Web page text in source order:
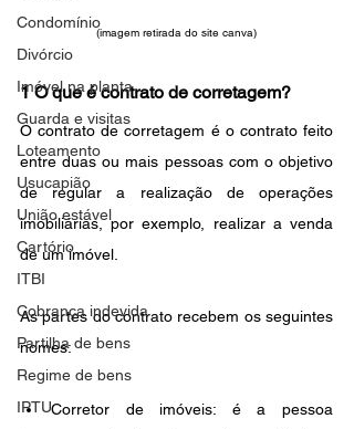
Condomínio
Divórcio
Imóvel na planta
Guarda e visitas
Loteamento
Usucapião
União estável
Cartório
ITBI
Cobrança indevida
Partilha de bens
Regime de bens
IPTU
(imagem retirada do site canva)
1 O que é contrato de corretagem?
O contrato de corretagem é o contrato feito
entre duas ou mais pessoas com o objetivo
de regular a realização de operações
imobiliárias, por exemplo, realizar a venda
de um imóvel.
As partes do contrato recebem os seguintes
nomes:
Corretor de imóveis: é a pessoa